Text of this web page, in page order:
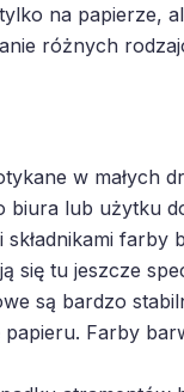
na papierze,
różnych
w małych
biura lub użytku
farby
się tu jeszcze
są bardzo
Farby